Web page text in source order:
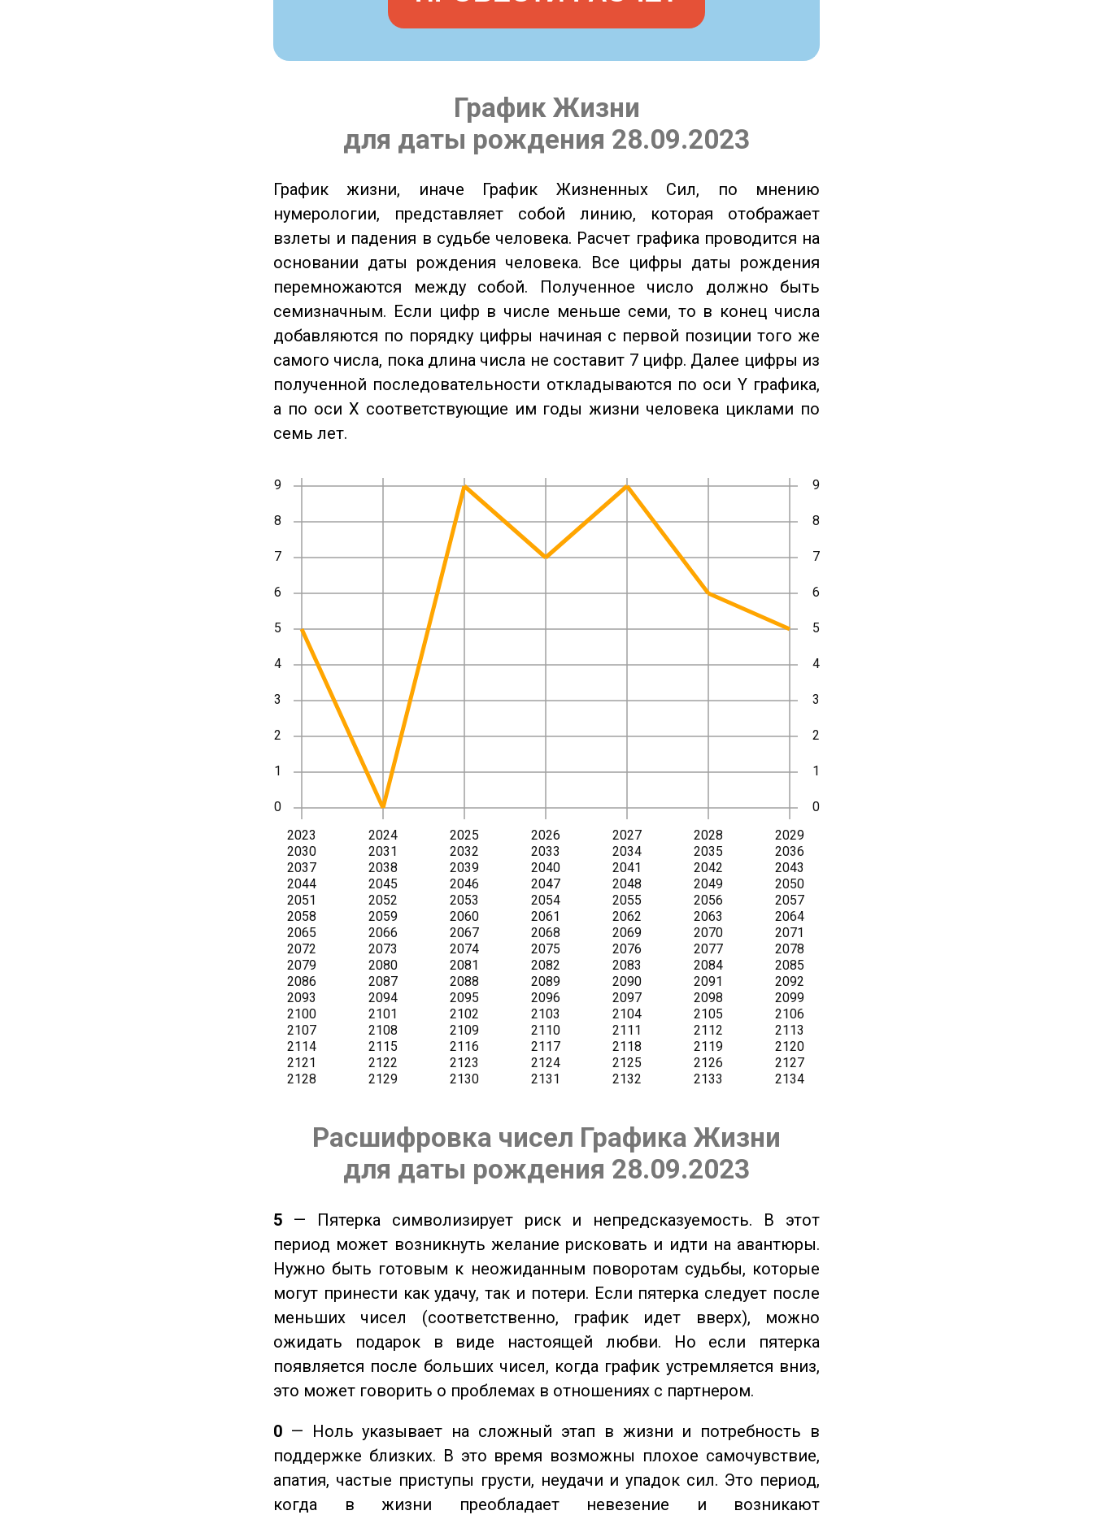
График Жизни
для даты рождения 28.09.2023
График жизни, иначе График Жизненных Сил, по мнению
нумерологии, представляет собой линию, которая отображает
взлеты и падения в судьбе человека. Расчет графика проводится на
основании даты рождения человека. Все цифры даты рождения
перемножаются между собой. Полученное число должно быть
семизначным. Если цифр в числе меньше семи, то в конец числа
добавляются по порядку цифры начиная с первой позиции того же
самого числа, пока длина числа не составит 7 цифр. Далее цифры из
полученной последовательности откладываются по оси Y графика,
а по оси X соответствующие им годы жизни человека циклами по
семь лет.
Расшифровка чисел Графика Жизни
для даты рождения 28.09.2023
5 — Пятерка символизирует риск и непредсказуемость. В этот
период может возникнуть желание рисковать и идти на авантюры.
Нужно быть готовым к неожиданным поворотам судьбы, которые
могут принести как удачу, так и потери. Если пятерка следует после
меньших чисел (соответственно, график идет вверх), можно
ожидать подарок в виде настоящей любви. Но если пятерка
появляется после больших чисел, когда график устремляется вниз,
это может говорить о проблемах в отношениях с партнером.
0 — Ноль указывает на сложный этап в жизни и потребность в
поддержке близких. В это время возможны плохое самочувствие,
апатия, частые приступы грусти, неудачи и упадок сил. Это период,
когда в жизни преобладает невезение и возникают